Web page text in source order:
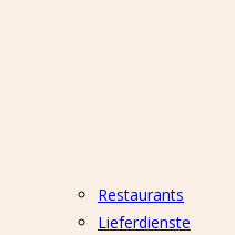
Restaurants
Lieferdienste